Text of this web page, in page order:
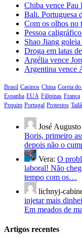
Chiba vence Pau
Bali. Portuguesa
Com os olhos no
Pessoa
Shao Jiang
Droga em latas
Argélia vence
Argentina vence
Brasil Casinos China Coreia
Espanha EUA Filipinas França
Pequim Portugal Protestos
José
Boris, primeiro
depois não o
Vera: O
laboral! Não
tempo com os…
lichnyj-
injetar mais
Em meados de
Artigos recentes